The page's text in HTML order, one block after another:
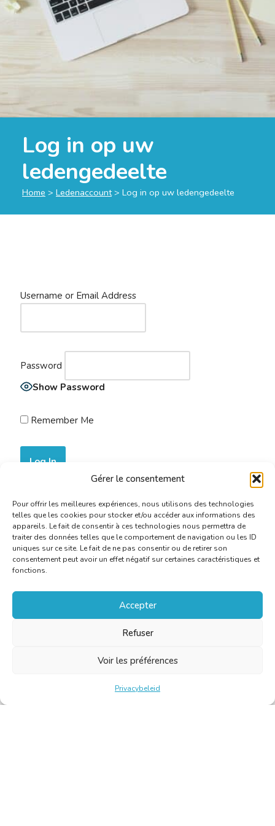
Gérer le consentement
Pour offrir les meilleures expériences, nous utilisons des technologies
telles que les cookies pour stocker et/ou accéder aux informations des
appareils. Le fait de consentir à ces technologies nous permettra de
traiter des données telles que le comportement de navigation ou les ID
uniques sur ce site. Le fait de ne pas consentir ou de retirer son
consentement peut avoir un effet négatif sur certaines caractéristiques et
fonctions.
Accepter
Refuser
Voir les préférences
Privacybeleid
Log in op uw
ledengedeelte
Home > Ledenaccount> Log in op uw ledengedeelte
Username or Email Address
Password
Show Password
Remember Me
Join Now|Lost Password?